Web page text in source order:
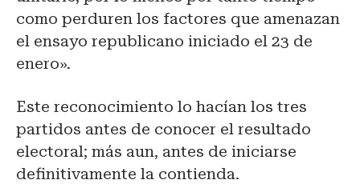
como perduren los factores que amenazan
el ensayo republicano iniciado el 23 de
enero».
Este reconocimiento lo hacían los tres
partidos antes de conocer el resultado
electoral; más aun, antes de iniciarse
definitivamente la contienda.